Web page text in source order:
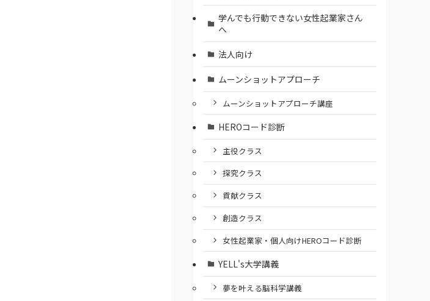
学んでも行動できない女性起業家さん
へ
法人向け
ムーンショットアプローチ
ムーンショットアプローチ講座
HEROコード診断
主役クラス
探究クラス
貢献クラス
創造クラス
女性起業家・個人向けHEROコード診断
YELL's大学講義
夢を叶える脳科学講義